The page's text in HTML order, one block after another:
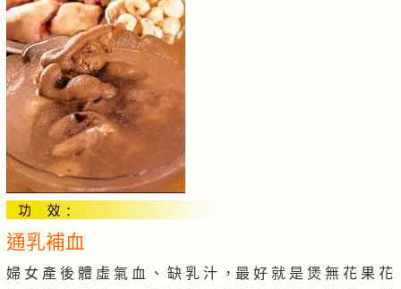
通乳補血
婦 女 產 後 體 虛 氣 血 、 缺 乳 汁 ，最 好 就 是 煲 無 花 果 花